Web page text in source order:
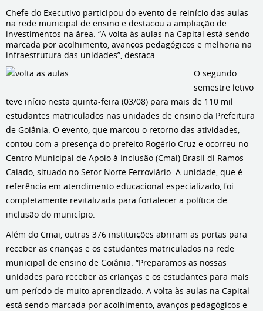
Chefe do Executivo participou do evento de reinício das aulas
na rede municipal de ensino e destacou a ampliação de
investimentos na área. “A volta às aulas na Capital está sendo
marcada por acolhimento, avanços pedagógicos e melhoria na
infraestrutura das unidades”, destaca
O segundo
semestre letivo
teve início nesta quinta-feira (03/08) para mais de 110 mil
estudantes matriculados nas unidades de ensino da Prefeitura
de Goiânia. O evento, que marcou o retorno das atividades,
contou com a presença do prefeito Rogério Cruz e ocorreu no
Centro Municipal de Apoio à Inclusão (Cmai) Brasil di Ramos
Caiado, situado no Setor Norte Ferroviário. A unidade, que é
referência em atendimento educacional especializado, foi
completamente revitalizada para fortalecer a política de
inclusão do município.
Além do Cmai, outras 376 instituições abriram as portas para
receber as crianças e os estudantes matriculados na rede
municipal de ensino de Goiânia. “Preparamos as nossas
unidades para receber as crianças e os estudantes para mais
um período de muito aprendizado. A volta às aulas na Capital
está sendo marcada por acolhimento, avanços pedagógicos e